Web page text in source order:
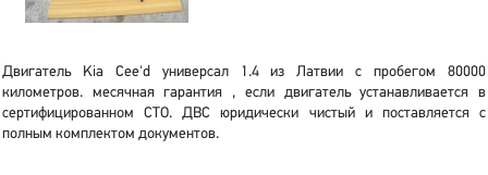
Двигатель Kia Cee'd универсал 1.4 из Латвии с пробегом 80000
километров. месячная гарантия , если двигатель устанавливается в
сертифицированном СТО. ДВС юридически чистый и поставляется с
полным комплектом документов.